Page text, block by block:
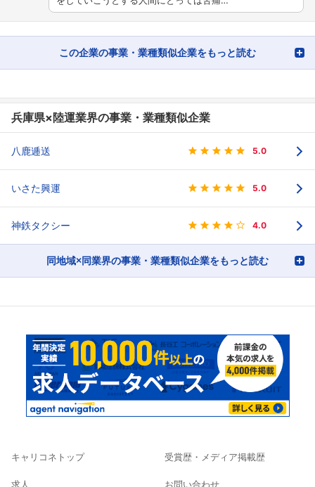
この企業の事業・業種類似企業をもっと読む
兵庫県×陸運業界の事業・業種類似企業
八鹿逓送 5.0
いさた興運 5.0
神鉄タクシー 4.0
同地域×同業界の事業・業種類似企業をもっと読む
キャリコネトップ
求人
受賞歴・メディア掲載歴
お問い合わせ